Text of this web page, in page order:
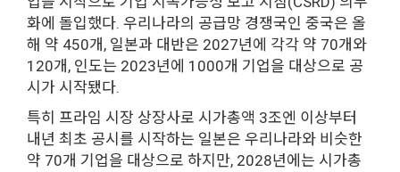
화에 돌입했다. 우리나라의 공급망 경쟁국인 중국은 올
해 약 450개, 일본과 대반은 2027년에 각각 약 70개와
120개, 인도는 2023년에 1000개 기업을 대상으로 공
시가 시작됐다.
특히 프라임 시장 상장사로 시가총액 3조엔 이상부터
내년 최초 공시를 시작하는 일본은 우리나라와 비슷한
약 70개 기업을 대상으로 하지만, 2028년에는 시가총